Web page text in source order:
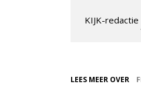
KIJK-redactie
LEES MEER OVER